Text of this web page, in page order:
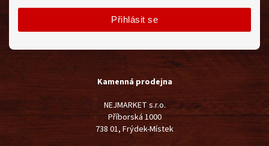
Kamenná prodejna
NEJMARKET s.r.o.
Příborská 1000
738 01, Frýdek-Místek
Přihlásit se